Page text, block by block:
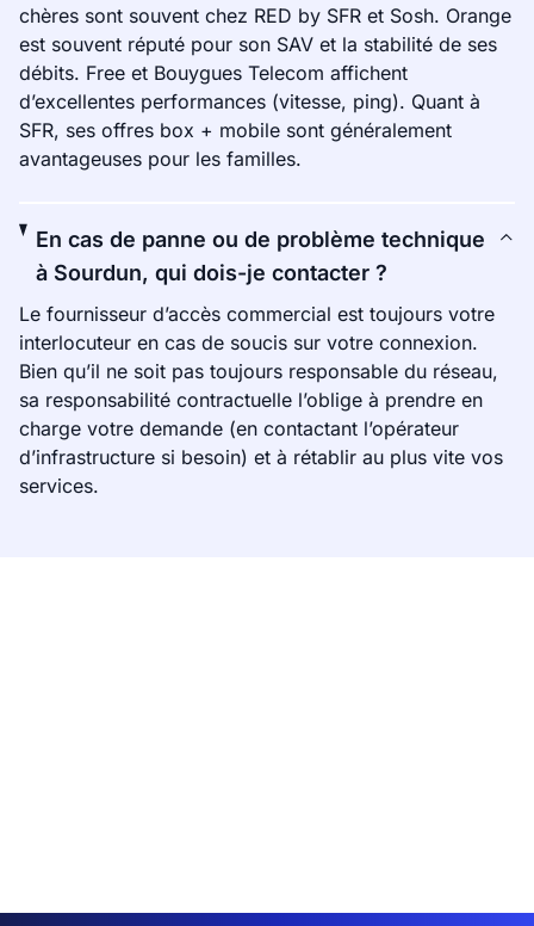
chères sont souvent chez RED by SFR et Sosh. Orange
est souvent réputé pour son SAV et la stabilité de ses
débits. Free et Bouygues Telecom affichent
d’excellentes performances (vitesse, ping). Quant à
SFR, ses offres box + mobile sont généralement
avantageuses pour les familles.
En cas de panne ou de problème technique
à Sourdun, qui dois-je contacter ?
Le fournisseur d’accès commercial est toujours votre
interlocuteur en cas de soucis sur votre connexion.
Bien qu’il ne soit pas toujours responsable du réseau,
sa responsabilité contractuelle l’oblige à prendre en
charge votre demande (en contactant l’opérateur
d’infrastructure si besoin) et à rétablir au plus vite vos
services.